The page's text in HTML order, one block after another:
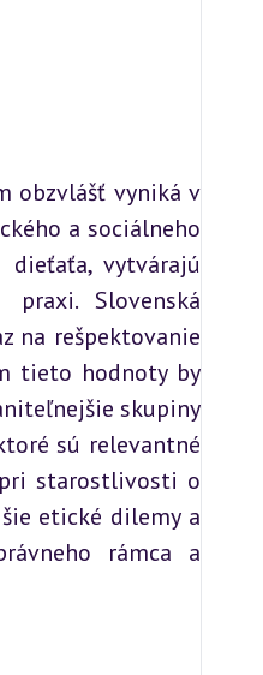
obzvlášť vyniká v
a sociálneho
vytvárajú
Slovenská
na rešpektovanie
tieto hodnoty by
skupiny
sú relevantné
starostlivosti o
etické dilemy a
rámca a